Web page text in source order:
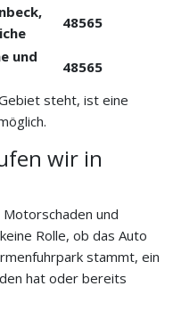
48565
und
48565
steht, ist eine
wir in
und
Rolle, ob das Auto
stammt, ein
hat oder bereits